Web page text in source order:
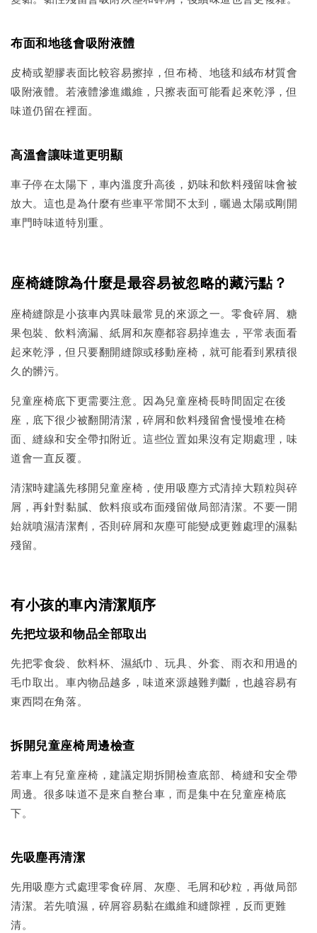
布面和地毯會吸附液體
皮椅或塑膠表面比較容易擦掉，但布椅、地毯和絨布材質會
吸附液體。若液體滲進纖維，只擦表面可能看起來乾淨，但
味道仍留在裡面。
高溫會讓味道更明顯
車子停在太陽下，車內溫度升高後，奶味和飲料殘留味會被
放大。這也是為什麼有些車平常聞不太到，曬過太陽或剛開
車門時味道特別重。
座椅縫隙為什麼是最容易被忽略的藏污點？
座椅縫隙是小孩車內異味最常見的來源之一。零食碎屑、糖
果包裝、飲料滴漏、紙屑和灰塵都容易掉進去，平常表面看
起來乾淨，但只要翻開縫隙或移動座椅，就可能看到累積很
久的髒污。
兒童座椅底下更需要注意。因為兒童座椅長時間固定在後
座，底下很少被翻開清潔，碎屑和飲料殘留會慢慢堆在椅
面、縫線和安全帶扣附近。這些位置如果沒有定期處理，味
道會一直反覆。
清潔時建議先移開兒童座椅，使用吸塵方式清掉大顆粒與碎
屑，再針對黏膩、飲料痕或布面殘留做局部清潔。不要一開
始就噴濕清潔劑，否則碎屑和灰塵可能變成更難處理的濕黏
殘留。
有小孩的車內清潔順序
先把垃圾和物品全部取出
先把零食袋、飲料杯、濕紙巾、玩具、外套、雨衣和用過的
毛巾取出。車內物品越多，味道來源越難判斷，也越容易有
東西悶在角落。
拆開兒童座椅周邊檢查
若車上有兒童座椅，建議定期拆開檢查底部、椅縫和安全帶
周邊。很多味道不是來自整台車，而是集中在兒童座椅底
下。
先吸塵再清潔
先用吸塵方式處理零食碎屑、灰塵、毛屑和砂粒，再做局部
清潔。若先噴濕，碎屑容易黏在纖維和縫隙裡，反而更難
清。